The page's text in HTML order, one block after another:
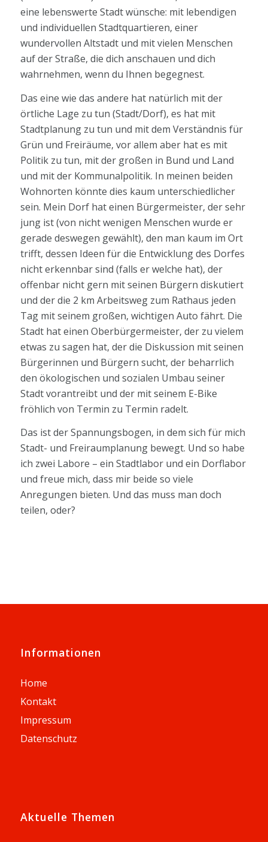
eine lebenswerte Stadt wünsche: mit lebendigen
und individuellen Stadtquartieren, einer
wundervollen Altstadt und mit vielen Menschen
auf der Straße, die dich anschauen und dich
wahrnehmen, wenn du Ihnen begegnest.
Das eine wie das andere hat natürlich mit der
örtliche Lage zu tun (Stadt/Dorf), es hat mit
Stadtplanung zu tun und mit dem Verständnis für
Grün und Freiräume, vor allem aber hat es mit
Politik zu tun, mit der großen in Bund und Land
und mit der Kommunalpolitik. In meinen beiden
Wohnorten könnte dies kaum unterschiedlicher
sein. Mein Dorf hat einen Bürgermeister, der sehr
jung ist (von nicht wenigen Menschen wurde er
gerade deswegen gewählt), den man kaum im Ort
trifft, dessen Ideen für die Entwicklung des Dorfes
nicht erkennbar sind (falls er welche hat), der
offenbar nicht gern mit seinen Bürgern diskutiert
und der die 2 km Arbeitsweg zum Rathaus jeden
Tag mit seinem großen, wichtigen Auto fährt. Die
Stadt hat einen Oberbürgermeister, der zu vielem
etwas zu sagen hat, der die Diskussion mit seinen
Bürgerinnen und Bürgern sucht, der beharrlich
den ökologischen und sozialen Umbau seiner
Stadt vorantreibt und der mit seinem E-Bike
fröhlich von Termin zu Termin radelt.
Das ist der Spannungsbogen, in dem sich für mich
Stadt- und Freiraumplanung bewegt. Und so habe
ich zwei Labore – ein Stadtlabor und ein Dorflabor
und freue mich, dass mir beide so viele
Anregungen bieten. Und das muss man doch
teilen, oder?
Informationen
Home
Kontakt
Impressum
Datenschutz
Aktuelle Themen